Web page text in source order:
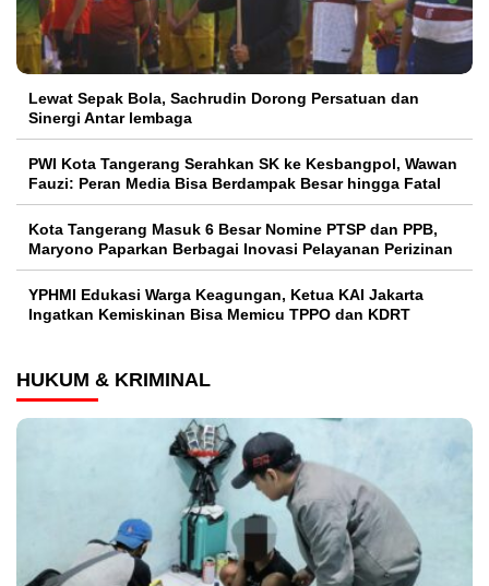
Lewat Sepak Bola, Sachrudin Dorong Persatuan dan
Sinergi Antar lembaga
PWI Kota Tangerang Serahkan SK ke Kesbangpol, Wawan
Fauzi: Peran Media Bisa Berdampak Besar hingga Fatal
Kota Tangerang Masuk 6 Besar Nomine PTSP dan PPB,
Maryono Paparkan Berbagai Inovasi Pelayanan Perizinan
YPHMI Edukasi Warga Keagungan, Ketua KAI Jakarta
Ingatkan Kemiskinan Bisa Memicu TPPO dan KDRT
HUKUM & KRIMINAL